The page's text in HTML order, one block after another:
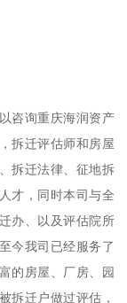
咨询重庆海润资产
拆迁评估师和房屋
拆迁法律、征地拆
才，同时本司与全
办、以及评估院所
今我司已经服务了
的房屋、厂房、园
拆迁户做过评估，